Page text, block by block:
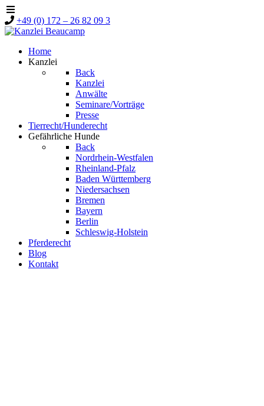
+49 (0) 172 – 26 82 09 3
Home
Kanzlei
Back
Kanzlei
Anwälte
Seminare/Vorträge
Presse
Tierrecht/Hunderecht
Gefährliche Hunde
Back
Nordrhein-Westfalen
Rheinland-Pfalz
Baden Württemberg
Niedersachsen
Bremen
Bayern
Berlin
Schleswig-Holstein
Pferderecht
Blog
Kontakt